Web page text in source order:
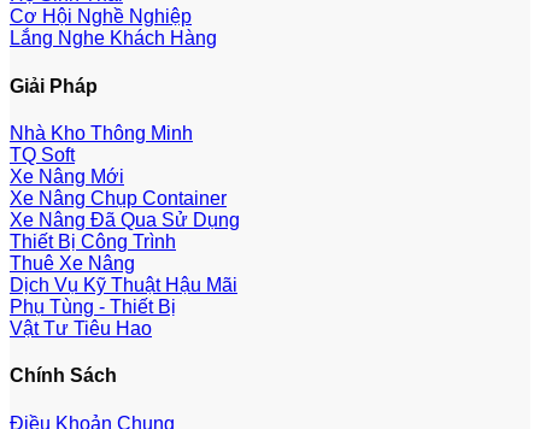
Cơ Hội Nghề Nghiệp
Lắng Nghe Khách Hàng
Giải Pháp
Nhà Kho Thông Minh
TQ Soft
Xe Nâng Mới
Xe Nâng Chụp Container
Xe Nâng Đã Qua Sử Dụng
Thiết Bị Công Trình
Thuê Xe Nâng
Dịch Vụ Kỹ Thuật Hậu Mãi
Phụ Tùng - Thiết Bị
Vật Tư Tiêu Hao
Chính Sách
Điều Khoản Chung